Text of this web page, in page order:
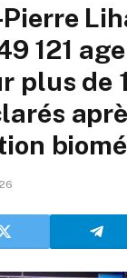
Pierre
121
plus de